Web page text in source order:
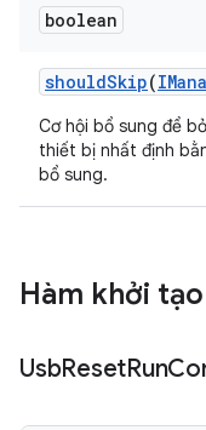
boolean
shouldSkip(
Cơ hội bổ sung để
thiết bị nhất định
bổ sung.
Hàm khởi
UsbResetRun